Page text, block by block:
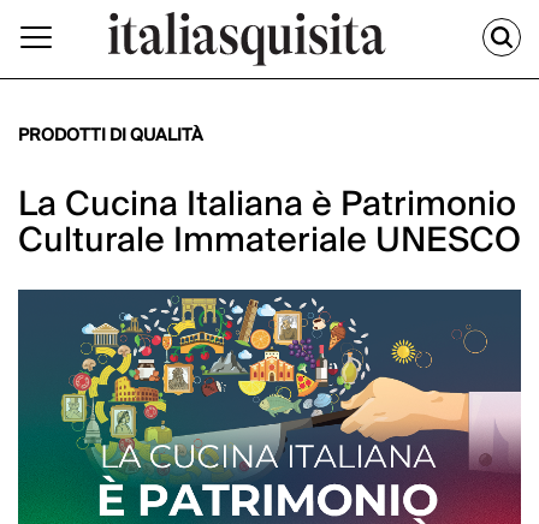
PRODOTTI DI QUALITÀ
La Cucina Italiana è Patrimonio
Culturale Immateriale UNESCO